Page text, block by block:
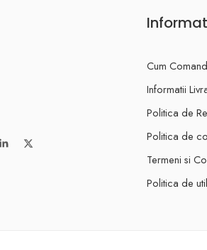
Cum
Informatii
Politica de
Politica de
Termeni si
Politica de